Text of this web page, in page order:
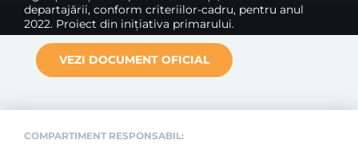
departajării, conform criteriilor-cadru, pentru anul
2022. Proiect din inițiativa primarului.
VEZI DOCUMENT OFICIAL
COMPARTIMENT RESPONSABIL: